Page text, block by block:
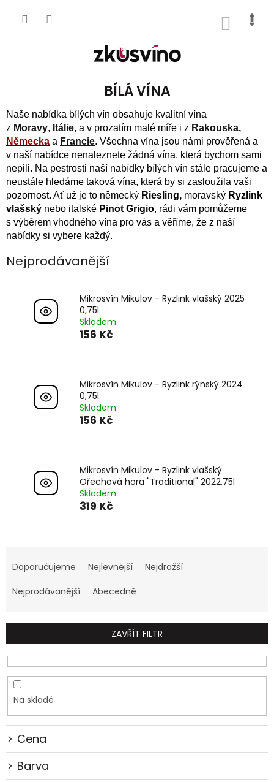
BÍLÁ VÍNA
Naše nabídka bílých vín obsahuje kvalitní vína
z Moravy, Itálie, a v prozatím malé míře i z Rakouska,
Německa a Francie. Všechna vína jsou námi prověřená a
v naší nabídce nenaleznete žádná vína, která bychom sami
nepili. Na pestrosti naší nabídky bílých vín stále pracujeme a
neustále hledáme taková vína, která by si zasloužila vaši
pozornost. Ať už je to německý Riesling, moravský Ryzlink
vlašský nebo italské Pinot Grigio, rádi vám pomůžeme
s výběrem vhodného vína pro vás a věříme, že z naší
nabídky si vybere každý.
Nejprodávanější
Mikrosvín Mikulov - Ryzlink vlašský 2025
0,75l
Skladem
156 Kč
Mikrosvín Mikulov - Ryzlink rýnský 2024
0,75l
Skladem
156 Kč
Mikrosvín Mikulov - Ryzlink vlašský
Ořechová hora "Traditional" 2022,75l
Skladem
319 Kč
a
e
í
r
o
d
t
ů
Doporučujeme Nejlevnější
Nejdražší
Nejprodávanější
Abecedně
ZAVŘÍT FILTR
Na skladě
Cena
Barva